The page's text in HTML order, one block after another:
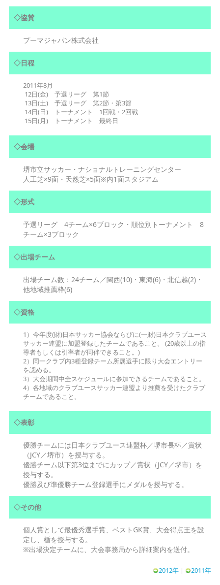
◇協賛
プーマジャパン株式会社
◇日程
2011年8月
12日(金) 予選リーグ 第1節
13日(土) 予選リーグ 第2節・第3節
14日(日) トーナメント 1回戦・2回戦
15日(月) トーナメント 最終日
◇会場
堺市立サッカー・ナショナルトレーニングセンター
人工芝×9面・天然芝×5面※内1面スタジアム
◇形式
予選リーグ 4チーム×6ブロック・順位別トーナメント 8
チーム×3ブロック
◇出場チーム
出場チーム数：24チーム／関西(10)・東海(6)・北信越(2)・
他地域推薦枠(6)
◇資格
1）今年度(財)日本サッカー協会ならびに(一財)日本クラブユース
サッカー連盟に加盟登録したチームであること。 (20歳以上の指
導者もしくは引率者が同伴できること。)
2）同一クラブ内3種登録チーム所属選手に限り大会エントリー
を認める。
3）大会期間中全スケジュールに参加できるチームであること。
4）各地域のクラブユースサッカー連盟より推薦を受けたクラブ
チームであること。
◇表彰
優勝チームには日本クラブユース連盟杯／堺市長杯／賞状
（JCY／堺市）を授与する。
優勝チーム以下第3位までにカップ／賞状（JCY／堺市）を
授与する。
優勝及び準優勝チーム登録選手にメダルを授与する。
◇その他
個人賞として最優秀選手賞、ベストGK賞、大会得点王を設
定し、楯を授与する。
※出場決定チームに、大会事務局から詳細案内を送付。
2012年| 2011年